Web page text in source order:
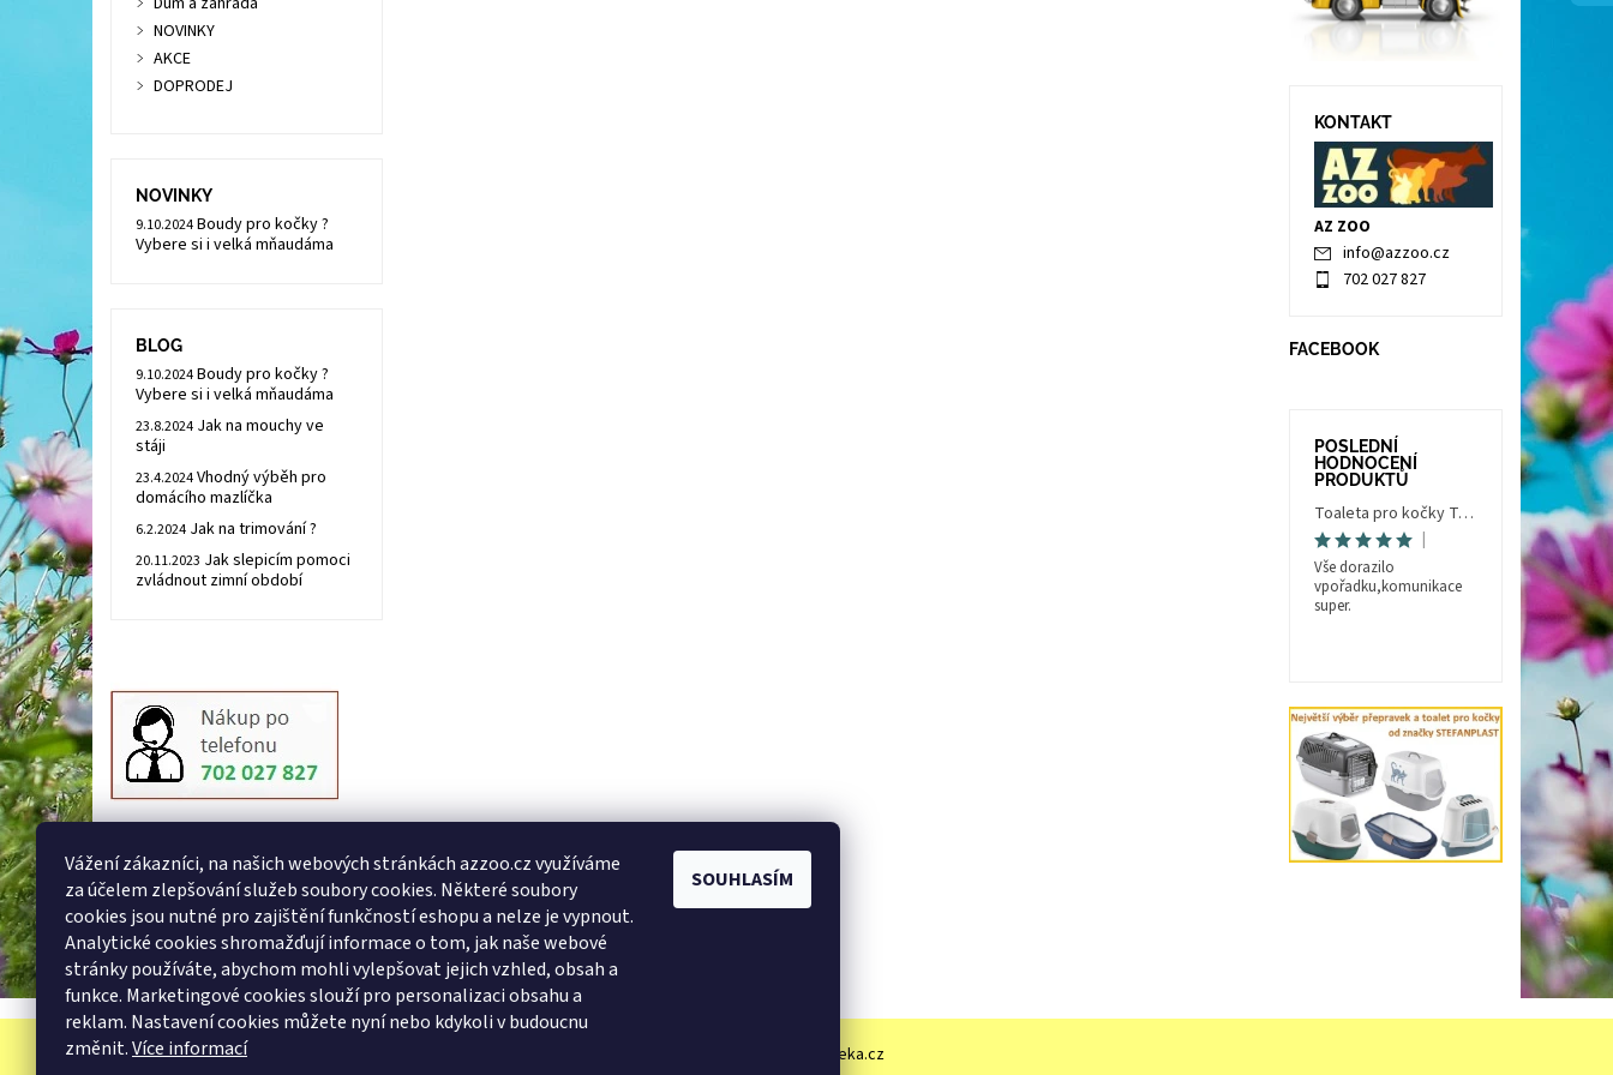
NOVINKY
AKCE
DOPRODEJ
NOVINKY
9.10.2024Boudy pro kočky ?
Vybere si i velká mňaudáma
BLOG
9.10.2024Boudy pro kočky ?
Vybere si i velká mňaudáma
23.8.2024 Jak na mouchy ve
stáji
23.4.2024Vhodný výběh pro
domácího mazlíčka
6.2.2024 Jak na trimování ?
20.11.2023 Jak slepicím pomoci
zvládnout zimní období
KONTAKT
AZ ZOO
info@azzoo.cz
702 027 827
FACEBOOK
POSLEDNÍ
HODNOCENÍ
PRODUKTŮ
Toaleta pro kočky Trés Chic Indoor Filter, krytá - kočičí WC s filtrem, holubí šedá/bílá
|
Vše dorazilo
vpořadku,komunikace
super.
Heureka.cz
Vážení zákazníci, na našich webových stránkách azzoo.cz využíváme
za účelem zlepšování služeb soubory cookies. Některé soubory
cookies jsou nutné pro zajištění funkčností eshopu a nelze je vypnout.
Analytické cookies shromažďují informace o tom, jak naše webové
stránky používáte, abychom mohli vylepšovat jejich vzhled, obsah a
funkce. Marketingové cookies slouží pro personalizaci obsahu a
reklam. Nastavení cookies můžete nyní nebo kdykoli v budoucnu
změnit.Více informací
SOUHLASÍM